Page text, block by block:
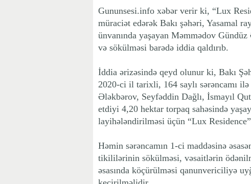
Gununsesi.info xəbər verir ki, “Lux
müraciət edərək Bakı şəhəri, Yasamal
ünvanında yaşayan Məmmədov
və sökülməsi barədə iddia qaldırıb.
İddia ərizəsində qeyd olunur ki, Bakı
2020-ci il tarixli, 164 saylı sərəncamı
Ələkbərov, Seyfəddin Dağlı, İsmayıl
etdiyi 4,20 hektar torpaq sahəsində
layihələndirilməsi üçün “Lux
Həmin sərəncamın 1-ci maddəsinə
tikililərinin sökülməsi, vəsaitlərin
əsasında köçürülməsi qanunvericiliyə